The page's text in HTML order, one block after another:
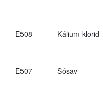
E508 Kálium-klorid
E507 Sósav